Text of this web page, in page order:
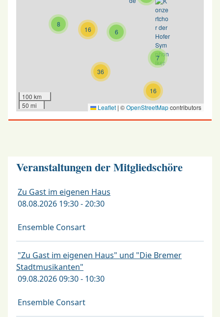
36
6
7
16
16
8
100 km
50 mi
Leaflet | ©OpenStreetMapcontributors
Veranstaltungen der Mitgliedschöre
Zu Gast im eigenen Haus
08.08.2026 19:30 - 20:30
Ensemble Consart
"Zu Gast im eigenen Haus" und "Die Bremer
Stadtmusikanten"
09.08.2026 09:30 - 10:30
Ensemble Consart